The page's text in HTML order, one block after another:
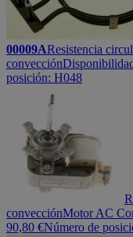
00009AResistencia
convección
posición: H048
convecciónMotor AC
90,80 €Número de